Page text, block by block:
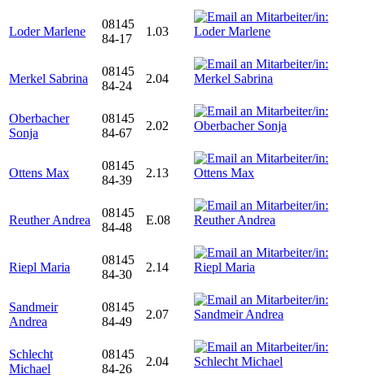
Loder Marlene
08145
84-17
1.03
Merkel Sabrina
08145
84-24
2.04
Oberbacher
Sonja
08145
84-67
2.02
Ottens Max
08145
84-39
2.13
Reuther Andrea
08145
84-48
E.08
Riepl Maria
08145
84-30
2.14
Sandmeir
Andrea
08145
84-49
2.07
Schlecht
Michael
08145
84-26
2.04